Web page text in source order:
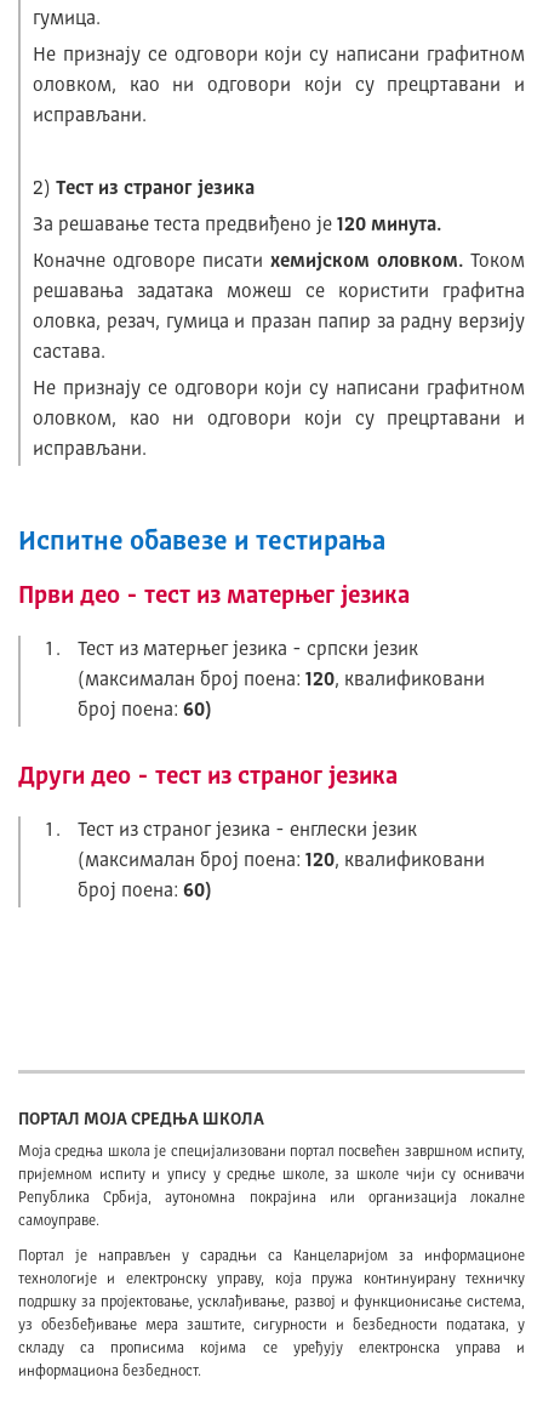
гумица.
Не признају се одговори који су написани графитном
оловком, као ни одговори који су прецртавани и
исправљани.
2) Тест из страног језика
За решавање теста предвиђено је 120 минута.
Коначне одговоре писати хемијском оловком. Током
решавања задатака можеш се користити графитна
оловка, резач, гумица и празан папир за радну верзију
састава.
Не признају се одговори који су написани графитном
оловком, као ни одговори који су прецртавани и
исправљани.
Испитне обавезе и тестирања
Први део - тест из матерњег језика
Тест из матерњег језика - српски језик
(максималан број поена: 120, квалификовани
број поена: 60)
Други део - тест из страног језика
Тест из страног језика - енглески језик
(максималан број поена: 120, квалификовани
број поена: 60)
ПОРТАЛ МОЈА СРЕДЊА ШКОЛА
Моја средња школа је специјализовани портал посвећен завршном испиту,
пријемном испиту и упису у средње школе, за школе чији су оснивачи
Република Србија, аутономна покрајина или организација локалне
самоуправе.
Портал је направљен у сарадњи са Канцеларијом за информационе
технологије и електронску управу, која пружа континуирану техничку
подршку за пројектовање, усклађивање, развој и функционисање система,
уз обезбеђивање мера заштите, сигурности и безбедности података, у
складу са прописима којима се уређују електронска управа и
информациона безбедност.